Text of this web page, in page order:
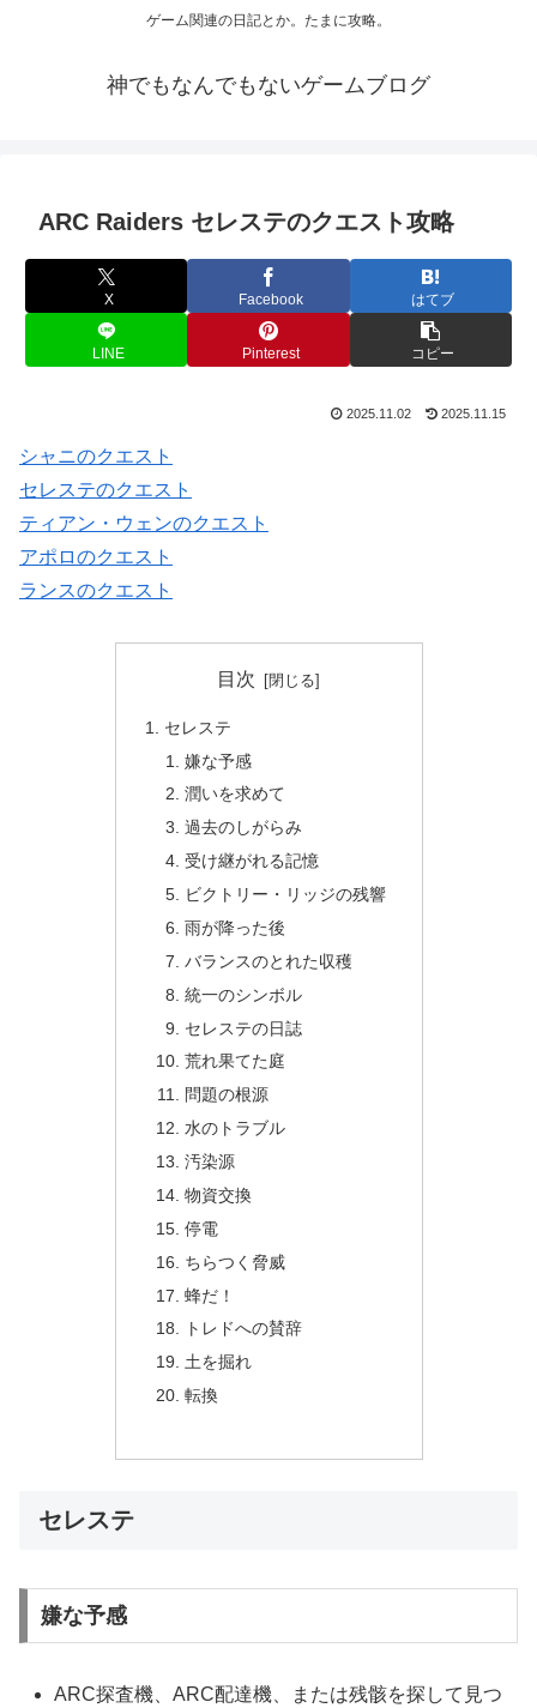
ゲーム関連の日記とか。たまに攻略。
神でもなんでもないゲームブログ
ARC Raiders セレステのクエスト攻略
X Facebook はてブ
LINE Pinterest コピー
2025.11.02 2025.11.15
シャニのクエスト
セレステのクエスト
ティアン・ウェンのクエスト
アポロのクエスト
ランスのクエスト
目次
セレステ
嫌な予感
潤いを求めて
過去のしがらみ
受け継がれる記憶
ビクトリー・リッジの残響
雨が降った後
バランスのとれた収穫
統一のシンボル
セレステの日誌
荒れ果てた庭
問題の根源
水のトラブル
汚染源
物資交換
停電
ちらつく脅威
蜂だ！
トレドへの賛辞
土を掘れ
転換
セレステ
嫌な予感
ARC探査機、ARC配達機、または残骸を探して見つ